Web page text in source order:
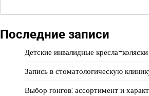
Последние записи
Детские инвалидные кресла-
Запись в стоматологическую
Выбор гонгов: ассортимент и